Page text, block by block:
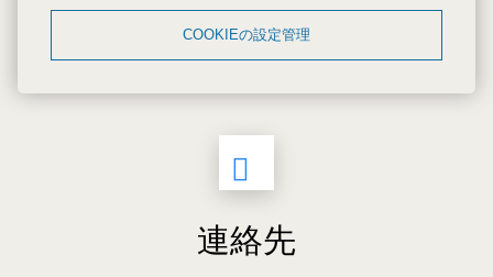
COOKIEの設定管理
連絡先